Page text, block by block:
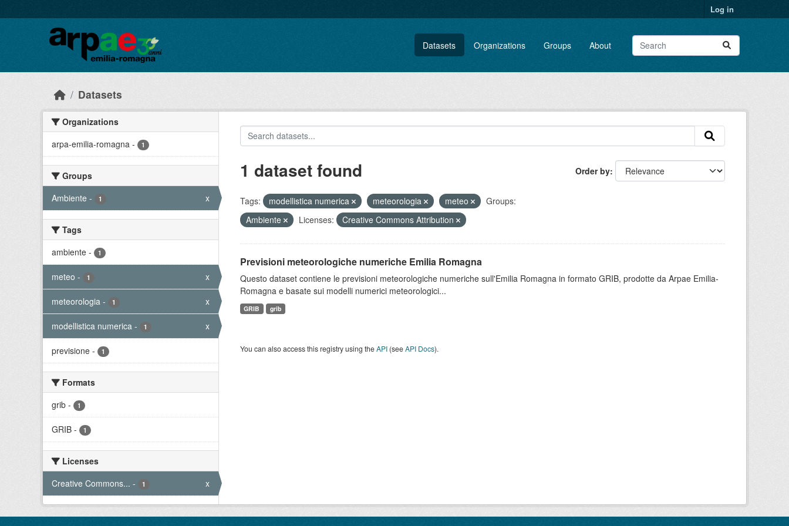
Log in
Datasets Organizations Groups About
Datasets
Organizations
arpa-emilia-romagna - 1
Groups
Ambiente - 1 x
Tags
ambiente - 1
meteo - 1 x
meteorologia - 1 x
modellistica numerica - 1 x
previsione - 1
Formats
grib - 1
GRIB - 1
Licenses
Creative Commons... - 1 x
Order by
1 dataset found
Tags: modellistica numerica meteorologia meteo
Groups:
Ambiente
Licenses: Creative Commons Attribution
Previsioni meteorologiche numeriche Emilia Romagna
Questo dataset contiene le previsioni meteorologiche numeriche sull'Emilia Romagna in formato GRIB, prodotte da Arpae Emilia-
Romagna e basate sui modelli numerici meteorologici...
GRIB grib
You can also access this registry using theAPI(seeAPI Docs).